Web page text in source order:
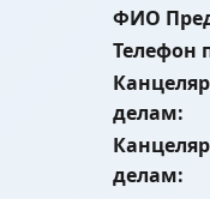
ФИО
Телефон
делам:
делам: